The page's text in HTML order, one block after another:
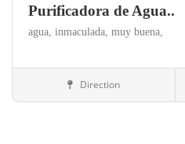
Purificadora de Agua..
agua, inmaculada, muy buena,
AlimentaciónDirection